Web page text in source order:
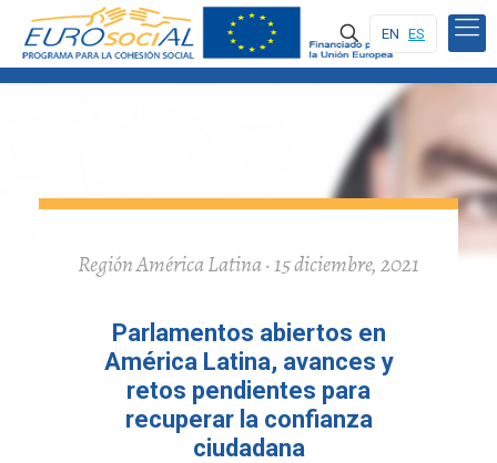
EN ES
Región América Latina · 15 diciembre, 2021
Parlamentos abiertos en
América Latina, avances y
retos pendientes para
recuperar la confianza
ciudadana